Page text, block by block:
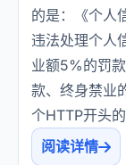
的是：《个
违法处理个人
业额5%的罚
款、终身禁业
个HTTP开头
阅读详情